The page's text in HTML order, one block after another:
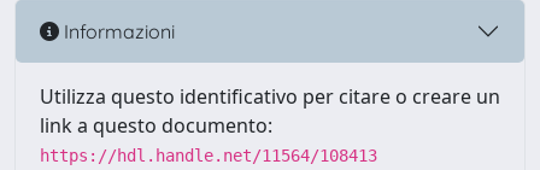
Informazioni
Utilizza questo identificativo per citare o creare un
link a questo documento:
https://hdl.handle.net/11564/108413